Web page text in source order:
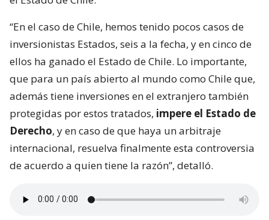
“En el caso de Chile, hemos tenido pocos casos de
inversionistas Estados, seis a la fecha, y en cinco de
ellos ha ganado el Estado de Chile. Lo importante,
que para un país abierto al mundo como Chile que,
además tiene inversiones en el extranjero también
protegidas por estos tratados, impere el Estado de
Derecho, y en caso de que haya un arbitraje
internacional, resuelva finalmente esta controversia
de acuerdo a quien tiene la razón”, detalló.